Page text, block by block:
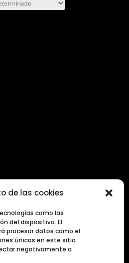
de las cookies
como las
del dispositivo. El
procesar datos como el
únicas en este sitio.
negativamente a